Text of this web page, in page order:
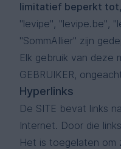
limitatief beperkt
"levipe", "levipe.be",
"SommAIlier" zijn
Elk gebruik van deze
GEBRUIKER,
Hyperlinks
De SITE bevat links
Internet. Door die
Het is toegelaten om